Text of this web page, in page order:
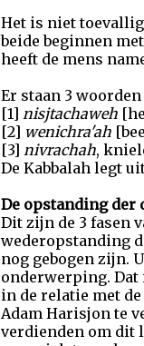
Het is niet
beide beginnen
heeft de mens
Er staan 3
[1] nisjtachaweh
[2] wenichra'ah
[3] nivrachah,
De Kabbalah legt
De opstanding der
Dit zijn de 3 fasen
wederopstanding
nog gebogen zijn.
onderwerping. Dat
in de relatie met
Adam Harisjon te
verdienden om dit